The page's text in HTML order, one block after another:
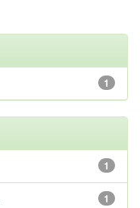
1
1
1